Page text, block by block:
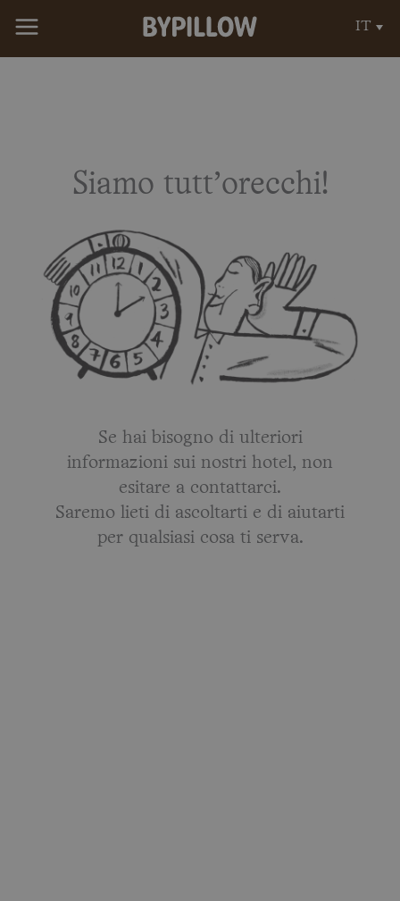
IT
Siamo tutt’orecchi!
Se hai bisogno di ulteriori
informazioni sui nostri hotel, non
esitare a contattarci.
Saremo lieti di ascoltarti e di aiutarti
per qualsiasi cosa ti serva.